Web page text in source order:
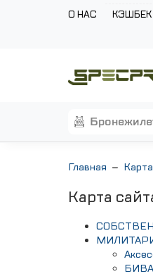
О НАС КЭШБЕК
Главная
Карта